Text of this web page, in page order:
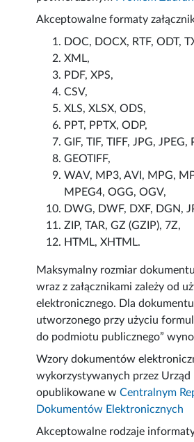
Akceptowalne formaty
DOC, DOCX, RTF, ODT,
XML,
PDF, XPS,
CSV,
XLS, XLSX, ODS,
PPT, PPTX, ODP,
GIF, TIF, TIFF, JPG, JPEG,
GEOTIFF,
WAV, MP3, AVI, MPG,
MPEG4, OGG, OGV,
DWG, DWF, DXF, DGN,
ZIP, TAR, GZ (GZIP), 7Z,
HTML, XHTML.
Maksymalny rozmiar
wraz z załącznikami zależy od
elektronicznego. Dla
utworzonego przy użyciu
do podmiotu publicznego”
Wzory dokumentów
wykorzystywanych przez Urząd
opublikowane wCentralnym
Dokumentów Elektronicznych
Akceptowalne rodzaje